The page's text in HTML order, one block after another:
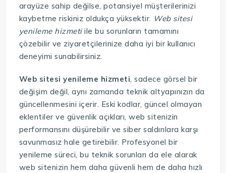
arayüze sahip değilse, potansiyel müşterilerinizi
kaybetme riskiniz oldukça yüksektir. Web sitesi
yenileme hizmetiile bu sorunların tamamını
çözebilir ve ziyaretçilerinize daha iyi bir kullanıcı
deneyimi sunabilirsiniz.
Web sitesi yenileme hizmeti, sadece görsel bir
değişim değil, aynı zamanda teknik altyapınızın da
güncellenmesini içerir. Eski kodlar, güncel olmayan
eklentiler ve güvenlik açıkları, web sitenizin
performansını düşürebilir ve siber saldırılara karşı
savunmasız hale getirebilir. Profesyonel bir
yenileme süreci, bu teknik sorunları da ele alarak
web sitenizin hem daha güvenli hem de daha hızlı